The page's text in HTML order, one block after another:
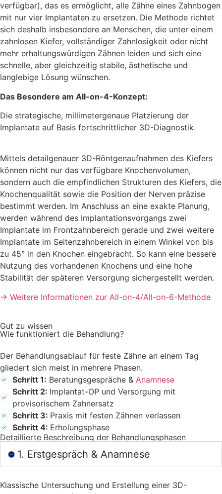
verfügbar), das es ermöglicht, alle Zähne eines Zahnbogen
mit nur vier Implantaten zu ersetzen. Die Methode richtet
sich deshalb insbesondere an Menschen, die unter einem
zahnlosen Kiefer, vollständiger Zahnlosigkeit oder nicht
mehr erhaltungswürdigen Zähnen leiden und sich eine
schnelle, aber gleichzeitig stabile, ästhetische und
langlebige Lösung wünschen.
Das Besondere am All-on-4-Konzept:
Die strategische, millimetergenaue Platzierung der
Implantate auf Basis fortschrittlicher 3D-Diagnostik.
Mittels detailgenauer 3D-Röntgenaufnahmen des Kiefers
können nicht nur das verfügbare Knochenvolumen,
sondern auch die empfindlichen Strukturen des Kiefers, die
Knochenqualität sowie die Position der Nerven präzise
bestimmt werden. Im Anschluss an eine exakte Planung,
werden während des Implantationsvorgangs zwei
Implantate im Frontzahnbereich gerade und zwei weitere
Implantate im Seitenzahnbereich in einem Winkel von bis
zu 45° in den Knochen eingebracht. So kann eine bessere
Nutzung des vorhandenen Knochens und eine hohe
Stabilität der späteren Versorgung sichergestellt werden.
→ Weitere Informationen zur All-on-4/All-on-6-Methode
Gut zu wissen
Wie funktioniert die Behandlung?
Der Behandlungsablauf für feste Zähne an einem Tag
gliedert sich meist in mehrere Phasen.
Schritt 1: Beratungsgespräche & Anamnese
Schritt 2: Implantat-OP und Versorgung mit
provisorischem Zahnersatz
Schritt 3: Praxis mit festen Zähnen verlassen
Schritt 4: Erholungsphase
Detaillierte Beschreibung der Behandlungsphasen
1. Erstgespräch & Anamnese
Klassische Untersuchung und Erstellung einer 3D-